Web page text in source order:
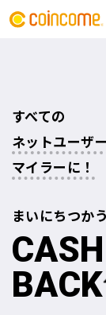
すべての
ネットユーザー
マイラーに！
まいにちつか
CASH
BACK